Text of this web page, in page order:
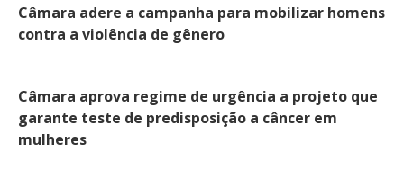
Câmara adere a campanha para mobilizar homens
contra a violência de gênero
Câmara aprova regime de urgência a projeto que
garante teste de predisposição a câncer em
mulheres